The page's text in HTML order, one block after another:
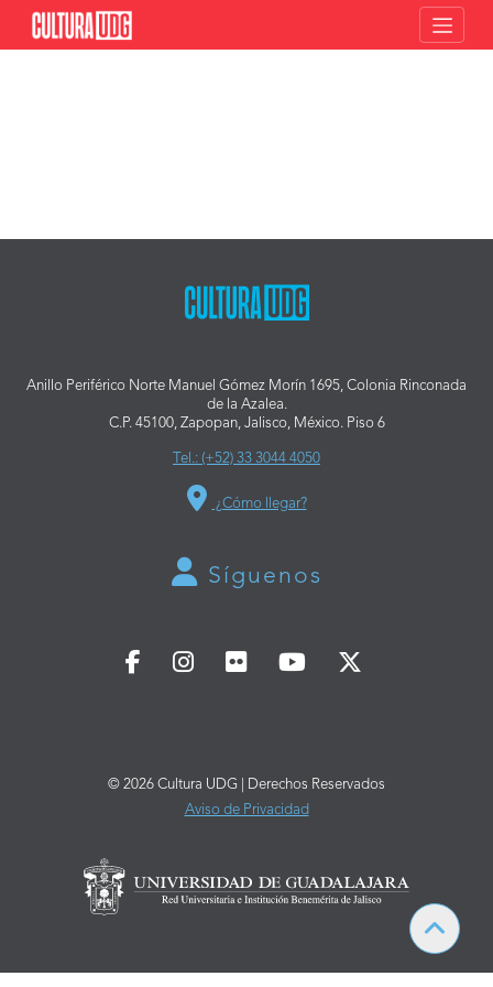
Anillo Periférico Norte Manuel Gómez Morín 1695, Colonia Rinconada
de la Azalea.
C.P. 45100, Zapopan, Jalisco, México. Piso 6
Tel.: (+52) 33 3044 4050
¿Cómo llegar?
Síguenos
© 2026 Cultura UDG | Derechos Reservados
Aviso de Privacidad